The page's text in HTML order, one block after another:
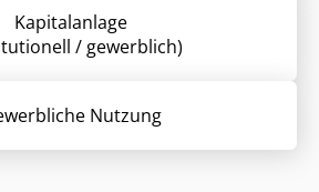
Kapitalanlage
/ gewerblich)
Nutzung